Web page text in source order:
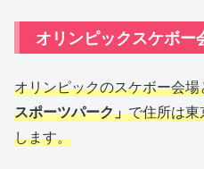
オリンピックスケボー
オリンピックのスケボー会
スポーツパーク」で住所は
します。